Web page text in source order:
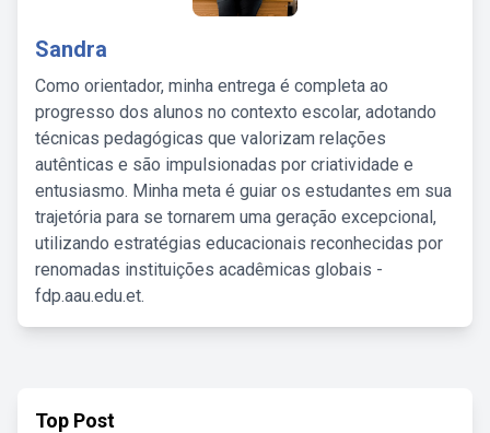
Sandra
Como orientador, minha entrega é completa ao
progresso dos alunos no contexto escolar, adotando
técnicas pedagógicas que valorizam relações
autênticas e são impulsionadas por criatividade e
entusiasmo. Minha meta é guiar os estudantes em sua
trajetória para se tornarem uma geração excepcional,
utilizando estratégias educacionais reconhecidas por
renomadas instituições acadêmicas globais -
fdp.aau.edu.et.
Top Post